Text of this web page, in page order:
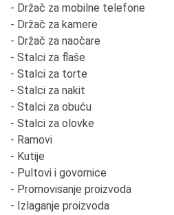
- Držač za mobilne telefone
- Držač za kamere
- Držač za naočare
- Stalci za flaše
- Stalci za torte
- Stalci za nakit
- Stalci za obuću
- Stalci za olovke
- Ramovi
- Kutije
- Pultovi i govornice
- Promovisanje proizvoda
- Izlaganje proizvoda